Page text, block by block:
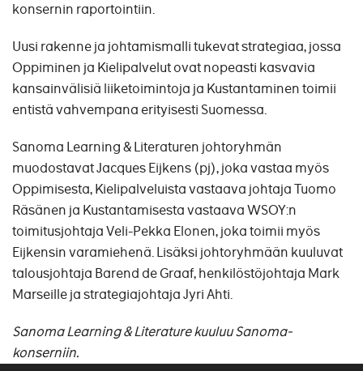
konsernin raportointiin.
Uusi rakenne ja johtamismalli tukevat strategiaa, jossa
Oppiminen ja Kielipalvelut ovat nopeasti kasvavia
kansainvälisiä liiketoimintoja ja Kustantaminen toimii
entistä vahvempana erityisesti Suomessa.
Sanoma Learning & Literaturen johtoryhmän
muodostavat Jacques Eijkens (pj), joka vastaa myös
Oppimisesta, Kielipalveluista vastaava johtaja Tuomo
Räsänen ja Kustantamisesta vastaava WSOY:n
toimitusjohtaja Veli-Pekka Elonen, joka toimii myös
Eijkensin varamiehenä. Lisäksi johtoryhmään kuuluvat
talousjohtaja Barend de Graaf, henkilöstöjohtaja Mark
Marseille ja strategiajohtaja Jyri Ahti.
Sanoma Learning & Literature kuuluu Sanoma-
konserniin.